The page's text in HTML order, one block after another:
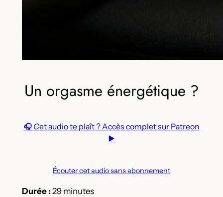
Un orgasme énergétique ?
🎧 Cet audio te plaît ? Accès complet sur Patreon
▶️
Écouter cet audio sans abonnement
Durée : 29 minutes